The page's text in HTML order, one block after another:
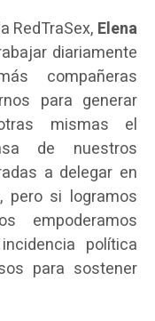
RedTraSex, Elena
diariamente
compañeras
para generar
mismas el
de nuestros
a delegar en
pero si logramos
empoderamos
política
para sostener